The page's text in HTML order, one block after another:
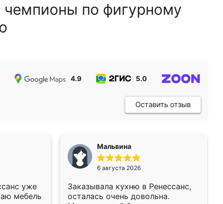
по фигурному
4.9 5.0
Оставить отзыв
уже
мебель
Мальвина
6 августа 2026
Заказывала кухню в Ренессанс,
осталась очень довольна.